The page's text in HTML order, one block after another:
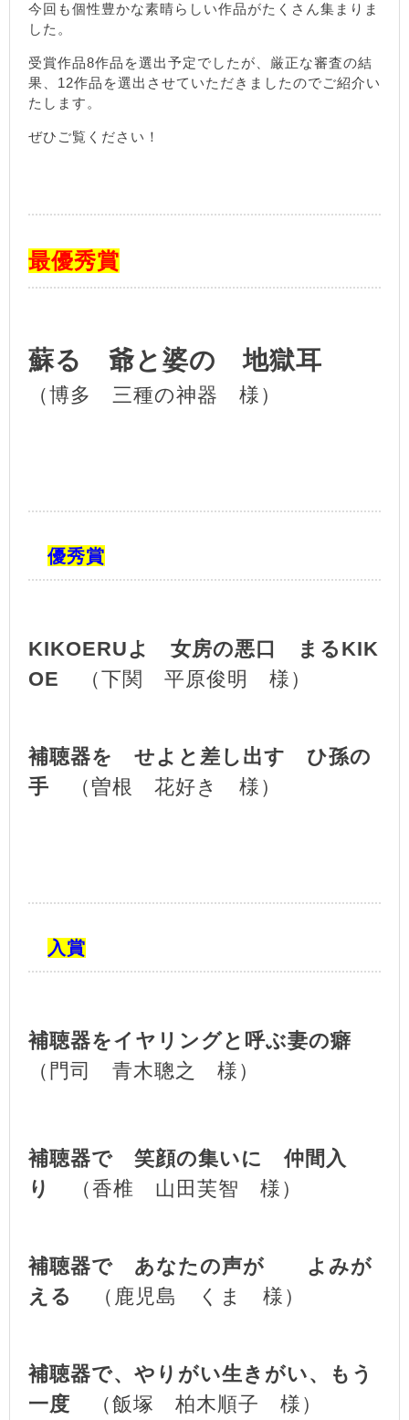
今回も個性豊かな素晴らしい作品がたくさん集まりま
した。
受賞作品8作品を選出予定でしたが、厳正な審査の結
果、12作品を選出させていただきましたのでご紹介い
たします。
ぜひご覧ください！
最優秀賞
蘇る 爺と婆の 地獄耳
（博多 三種の神器 様）
優秀賞
KIKOERUよ 女房の悪口 まるKIK
OE
（下関 平原俊明 様）
補聴器を せよと差し出す ひ孫の
手
（曽根 花好き 様）
入賞
補聴器をイヤリングと呼ぶ妻の癖
（門司 青木聰之 様）
補聴器で 笑顔の集いに 仲間入
り
（香椎 山田芙智 様）
補聴器で あなたの声が よみが
える
（鹿児島 くま 様）
補聴器で、やりがい生きがい、もう
一度 （飯塚 柏木順子 様）